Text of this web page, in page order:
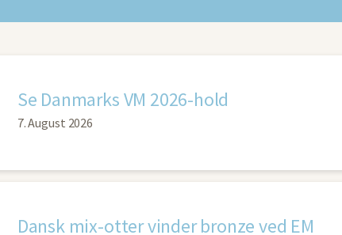
Se Danmarks VM 2026-hold
7. August 2026
Dansk mix-otter vinder bronze ved EM